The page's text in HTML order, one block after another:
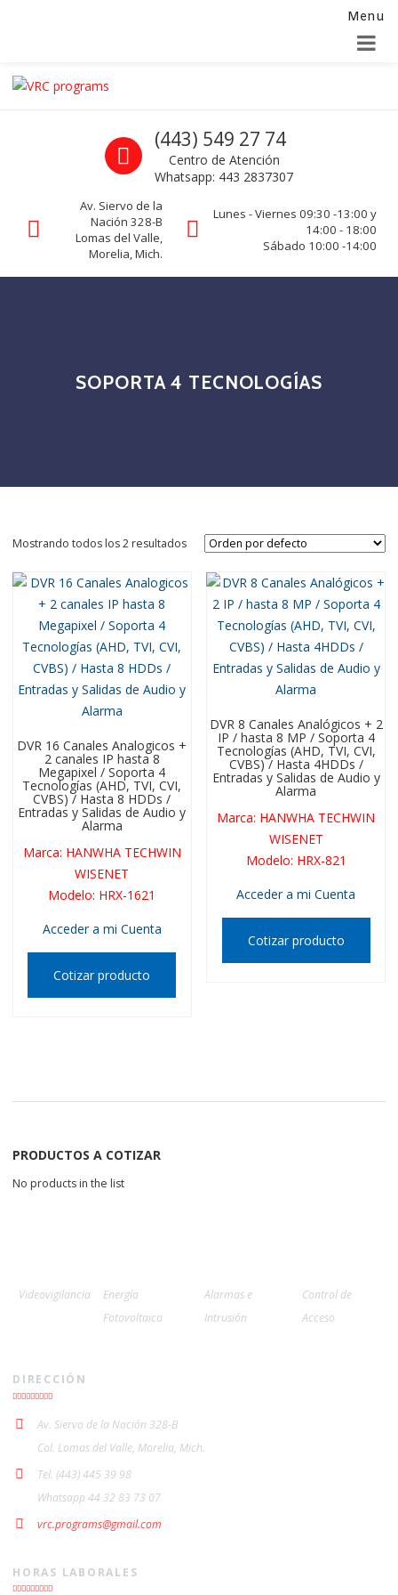
Menu
Skip to navigation
Skip to content
La seguridad de su empresa es nuestro negocio.
Call us
(443) 549 27 74
Centro de Atención
Whatsapp: 443 2837307
Av. Siervo de la
Nación 328-B
Lomas del Valle,
Morelia, Mich.
Lunes - Viernes 09:30 -13:00 y
14:00 - 18:00
Sábado 10:00 -14:00
SOPORTA 4 TECNOLOGÍAS
Mostrando todos los 2 resultados
DVR 16 Canales Analogicos +
2 canales IP hasta 8
Megapixel / Soporta 4
Tecnologías (AHD, TVI, CVI,
CVBS) / Hasta 8 HDDs /
Entradas y Salidas de Audio y
Alarma
Marca: HANWHA TECHWIN
WISENET
Modelo: HRX-1621
Acceder a mi Cuenta
Cotizar producto
DVR 8 Canales Analógicos + 2
IP / hasta 8 MP / Soporta 4
Tecnologías (AHD, TVI, CVI,
CVBS) / Hasta 4HDDs /
Entradas y Salidas de Audio y
Alarma
Marca: HANWHA TECHWIN
WISENET
Modelo: HRX-821
Acceder a mi Cuenta
Cotizar producto
PRODUCTOS A COTIZAR
No products in the list
Videovigilancia
Energía
Fotovoltaica
Alarmas e
Intrusión
Control de
Acceso
DIRECCIÓN
Av. Siervo de la Nación 328-B
Col. Lomas del Valle, Morelia, Mich.
Tel. (443) 445 39 98
Whatsapp 44 32 83 73 07
vrc.programs@gmail.com
HORAS LABORALES